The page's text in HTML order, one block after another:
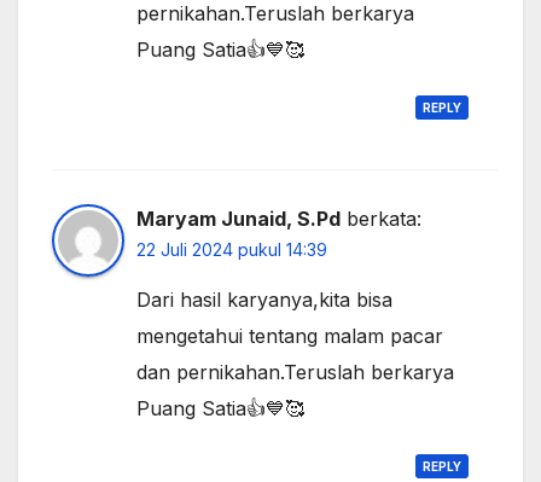
pernikahan.Teruslah berkarya
Puang Satia👍💙🥰
REPLY
Maryam Junaid, S.Pd berkata:
22 Juli 2024 pukul 14:39
Dari hasil karyanya,kita bisa
mengetahui tentang malam pacar
dan pernikahan.Teruslah berkarya
Puang Satia👍💙🥰
REPLY